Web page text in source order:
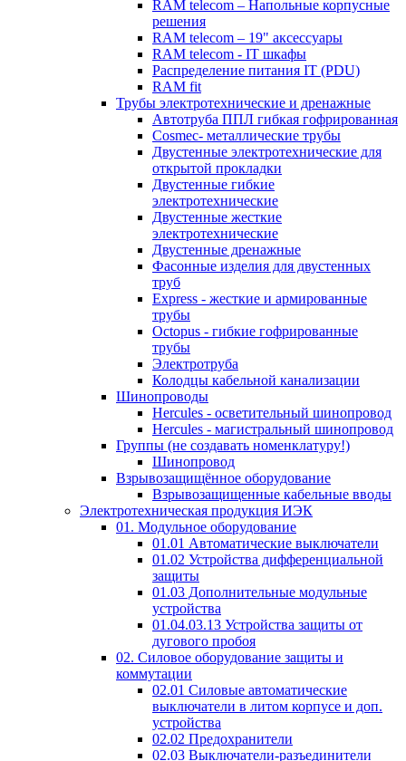
RAM telecom – Напольные корпусные
решения
RAM telecom – 19" аксессуары
RAM telecom - IT шкафы
Распределение питания IT (PDU)
RAM fit
Трубы электротехнические и дренажные
Автотруба ППЛ гибкая гофрированная
Cosmec- металлические трубы
Двустенные электротехнические для
открытой прокладки
Двустенные гибкие
электротехнические
Двустенные жесткие
электротехнические
Двустенные дренажные
Фасонные изделия для двустенных
труб
Express - жесткие и армированные
трубы
Octopus - гибкие гофрированные
трубы
Электротруба
Колодцы кабельной канализации
Шинопроводы
Hercules - осветительный шинопровод
Hercules - магистральный шинопровод
Группы (не создавать номенклатуру!)
Шинопровод
Взрывозащищённое оборудование
Взрывозащищенные кабельные вводы
Электротехническая продукция ИЭК
01. Модульное оборудование
01.01 Автоматические выключатели
01.02 Устройства дифференциальной
защиты
01.03 Дополнительные модульные
устройства
01.04.03.13 Устройства защиты от
дугового пробоя
02. Силовое оборудование защиты и
коммутации
02.01 Силовые автоматические
выключатели в литом корпусе и доп.
устройства
02.02 Предохранители
02.03 Выключатели-разъединители